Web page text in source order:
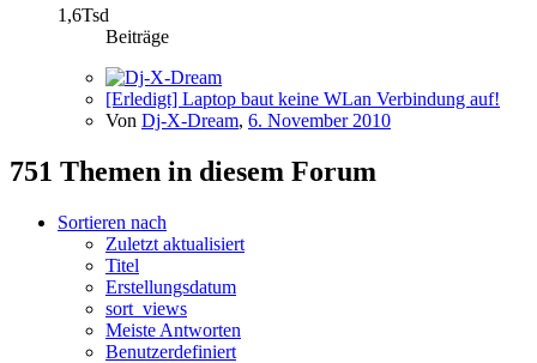
1,6Tsd
Beiträge
[Erledigt] Laptop baut keine WLan Verbindung auf!
Von Dj-X-Dream, 6. November 2010
751 Themen in diesem Forum
Sortieren nach
Zuletzt aktualisiert
Titel
Erstellungsdatum
sort_views
Meiste Antworten
Benutzerdefiniert